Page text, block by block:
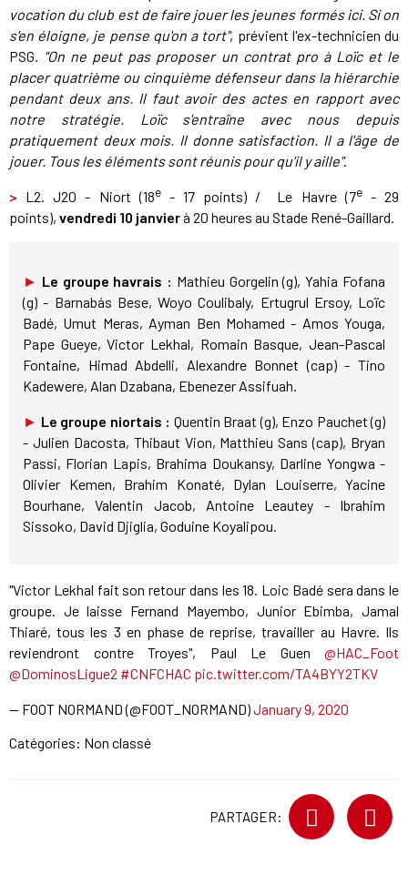
vocation du club est de faire jouer les jeunes formés ici. Si on
s'en éloigne, je pense qu'on a tort", prévient l'ex-technicien du
PSG. "On ne peut pas proposer un contrat pro à Loïc et le
placer quatrième ou cinquième défenseur dans la hiérarchie
pendant deux ans. Il faut avoir des actes en rapport avec
notre stratégie. Loïc s'entraîne avec nous depuis
pratiquement deux mois. Il donne satisfaction. Il a l'âge de
jouer. Tous les éléments sont réunis pour qu'il y aille".
> L2. J20 - Niort (18e- 17 points) / Le Havre (7e- 29
points), vendredi 10 janvierà 20 heures au Stade René-Gaillard.
► Le groupe havrais : Mathieu Gorgelin (g), Yahia Fofana
(g) - Barnabás Bese, Woyo Coulibaly, Ertugrul Ersoy, Loïc
Badé, Umut Meras, Ayman Ben Mohamed - Amos Youga,
Pape Gueye, Victor Lekhal, Romain Basque, Jean-Pascal
Fontaine, Himad Abdelli, Alexandre Bonnet (cap) - Tino
Kadewere, Alan Dzabana, Ebenezer Assifuah.
► Le groupe niortais : Quentin Braat (g), Enzo Pauchet (g)
- Julien Dacosta, Thibaut Vion, Matthieu Sans (cap), Bryan
Passi, Florian Lapis, Brahima Doukansy, Darline Yongwa -
Olivier Kemen, Brahim Konaté, Dylan Louiserre, Yacine
Bourhane, Valentin Jacob, Antoine Leautey - Ibrahim
Sissoko, David Djiglia, Goduine Koyalipou.
"Victor Lekhal fait son retour dans les 18. Loic Badé sera dans le
groupe. Je laisse Fernand Mayembo, Junior Ebimba, Jamal
Thiaré, tous les 3 en phase de reprise, travailler au Havre. Ils
reviendront contre Troyes", Paul Le Guen @HAC_Foot
@DominosLigue2 #CNFCHAC pic.twitter.com/TA4BYY2TKV
— FOOT NORMAND (@FOOT_NORMAND)January 9, 2020
Catégories: Non classé
PARTAGER: